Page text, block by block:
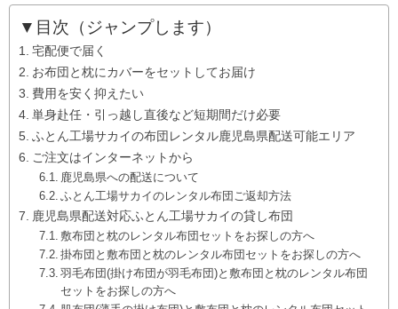
▼目次（ジャンプします）
宅配便で届く
お布団と枕にカバーをセットしてお届け
費用を安く抑えたい
単身赴任・引っ越し直後など短期間だけ必要
ふとん工場サカイの布団レンタル鹿児島県配送可能エリア
ご注文はインターネットから
鹿児島県への配送について
ふとん工場サカイのレンタル布団ご返却方法
鹿児島県配送対応ふとん工場サカイの貸し布団
敷布団と枕のレンタル布団セットをお探しの方へ
掛布団と敷布団と枕のレンタル布団セットをお探しの方へ
羽毛布団(掛け布団が羽毛布団)と敷布団と枕のレンタル布団
セットをお探しの方へ